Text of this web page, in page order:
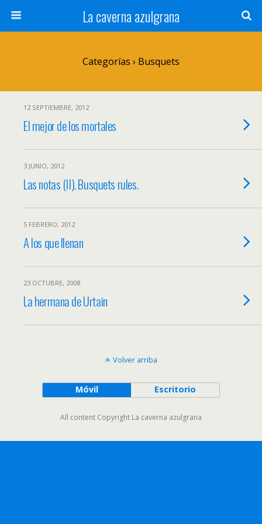
La caverna azulgrana
Categorías › Busquets
12 SEPTIEMBRE, 2012
El mejor de los mortales
3 JUNIO, 2012
Las notas (II). Busquets rules.
5 FEBRERO, 2012
A los que llenan
23 OCTUBRE, 2008
La hermana de Urtain
Volver arriba
Móvil Escritorio
All content Copyright La caverna azulgrana